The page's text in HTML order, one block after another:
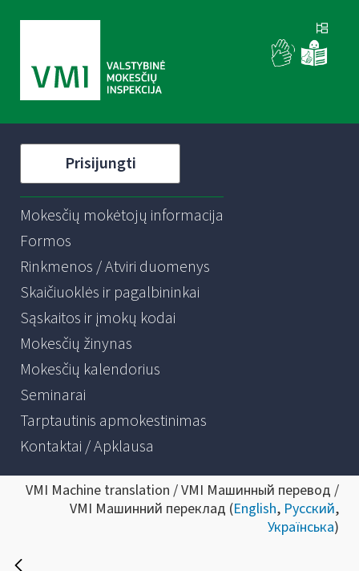
Prisijungti
Mokesčių mokėtojų informacija
Formos
Rinkmenos / Atviri duomenys
Skaičiuoklės ir pagalbininkai
Sąskaitos ir įmokų kodai
Mokesčių žinynas
Mokesčių kalendorius
Seminarai
Tarptautinis apmokestinimas
Kontaktai / Apklausa
VMI Machine translation / VMI Машинный перевод /
VMI Машинний переклад (English, Русский,
Українська)